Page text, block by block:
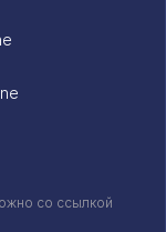
со ссылкой